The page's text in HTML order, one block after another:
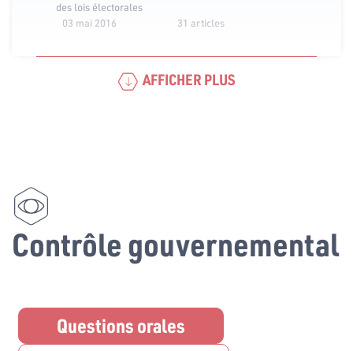
des lois électorales
03 mai 2016
31 articles
AFFICHER PLUS
Contrôle gouvernemental
Questions orales